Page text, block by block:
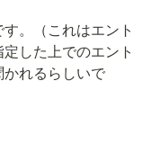
。（これはエント
した上でのエント
れるらしいで